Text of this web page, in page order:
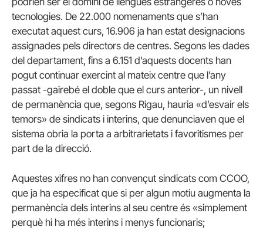
tecnologies. De 22.000 nomenaments que s’han
executat aquest curs, 16.906 ja han estat designacions
assignades pels directors de centres. Segons les dades
del departament, fins a 6.151 d’aquests docents han
pogut continuar exercint al mateix centre que l’any
passat -gairebé el doble que el curs anterior-, un nivell
de permanència que, segons Rigau, hauria «d’esvair els
temors» de sindicats i interins, que denunciaven que el
sistema obria la porta a arbitrarietats i favoritismes per
part de la direcció.
Aquestes xifres no han convençut sindicats com CCOO,
que ja ha especificat que si per algun motiu augmenta la
permanència dels interins al seu centre és «simplement
perquè hi ha més interins i menys funcionaris;